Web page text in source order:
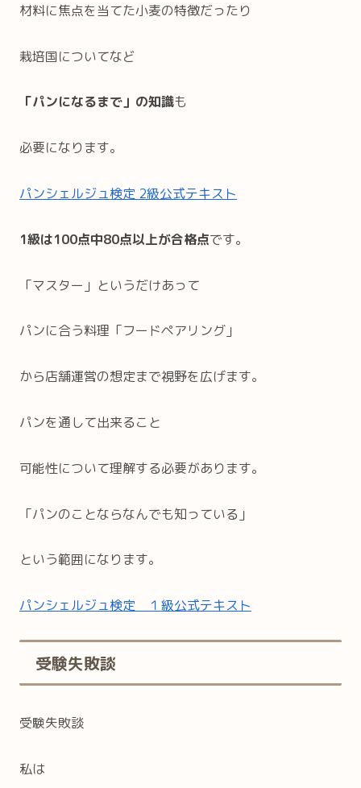
材料に焦点を当てた小麦の特徴だったり
栽培国についてなど
「パンになるまで」の知識も
必要になります。
パンシェルジュ検定 2級公式テキスト
1級は100点中80点以上が合格点です。
「マスター」というだけあって
パンに合う料理「フードペアリング」
から店舗運営の想定まで視野を広げます。
パンを通して出来ること
可能性について理解する必要があります。
「パンのことならなんでも知っている」
という範囲になります。
パンシェルジュ検定 １級公式テキスト
受験失敗談
受験失敗談
私は